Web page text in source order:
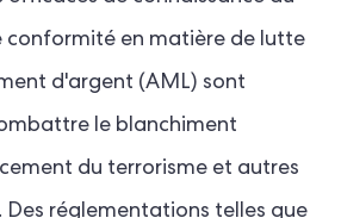
conformité en matière de lutte
d'argent (AML) sont
le blanchiment
du terrorisme et autres
Des réglementations telles que